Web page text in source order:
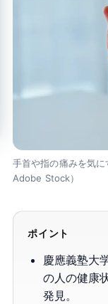
手首や指の痛みを気
Adobe Stock）
ポイント
慶應義塾大
の人の健康
発見。